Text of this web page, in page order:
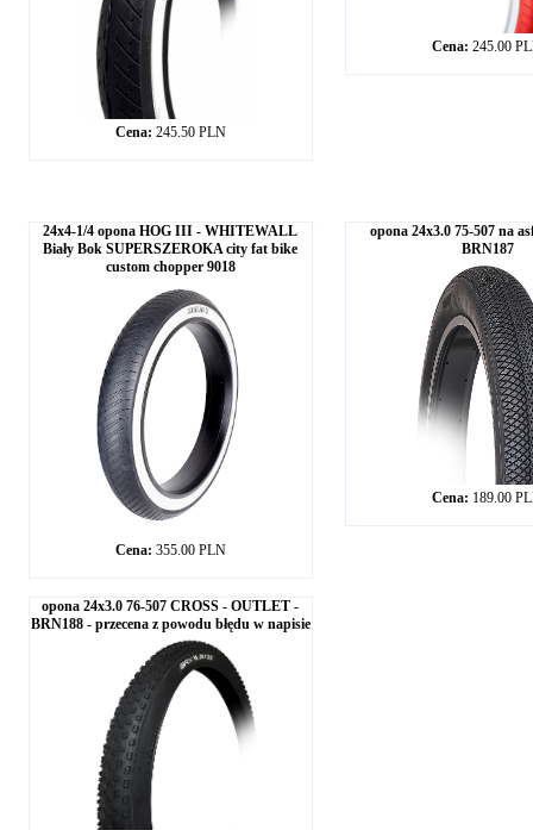
Cena: 245.50 PLN
Cena: 245.00
24x4-1/4 opona HOG III - WHITEWALL
Biały Bok SUPERSZEROKA city fat bike
custom chopper 9018
Cena: 355.00 PLN
opona 24x3.0 75-507 na
BRN187
Cena: 189.00
opona 24x3.0 76-507 CROSS - OUTLET -
BRN188 - przecena z powodu błędu w napisie